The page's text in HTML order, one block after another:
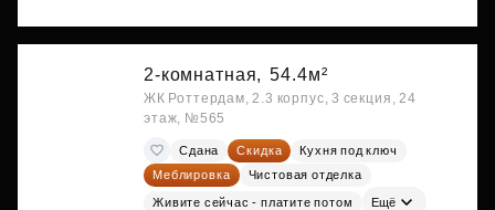
2-комнатная, 54.4м²
ЖК Роттердам, 2.3 корпус, 3 секция, 24
этаж, №565
Сдана Скидка
Кухня под ключ
Меблировка
Чистовая отделка
Живите сейчас - платите потом Ещё